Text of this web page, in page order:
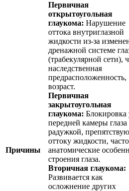
Причины
Первичная
открытоугольная
глаукома: Нарушение
оттока внутриглазной
жидкости из-за
дренажной системе
(трабекулярной сети),
наследственная
предрасположенность,
возраст.
Первичная
закрытоугольная
глаукома: Блокировка
передней камеры глаза
радужкой,
оттоку жидкости, часто
анатомические
строения глаза.
Вторичная глаукома:
Развивается как
осложнение других